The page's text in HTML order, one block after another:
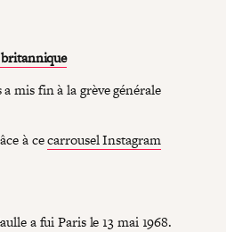
britannique
mis fin à la grève générale
à cecarrousel Instagram
a fui Paris le 13 mai 1968.